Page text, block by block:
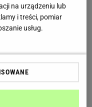
ważności
do
nie brakuje
Są bardzo
groźnych
na urządzeniu lub
i treści, pomiar
usług.